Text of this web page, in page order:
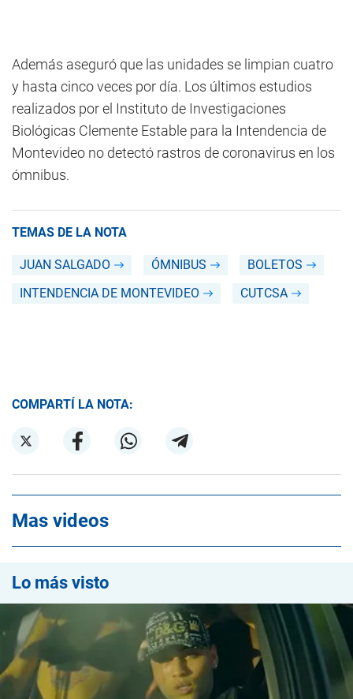
Además aseguró que las unidades se limpian cuatro
y hasta cinco veces por día. Los últimos estudios
realizados por el Instituto de Investigaciones
Biológicas Clemente Estable para la Intendencia de
Montevideo no detectó rastros de coronavirus en los
ómnibus.
TEMAS DE LA NOTA
JUAN SALGADO ÓMNIBUS
BOLETOS
INTENDENCIA DE MONTEVIDEO
CUTCSA
COMPARTÍ LA NOTA:
Mas videos
Lo más visto